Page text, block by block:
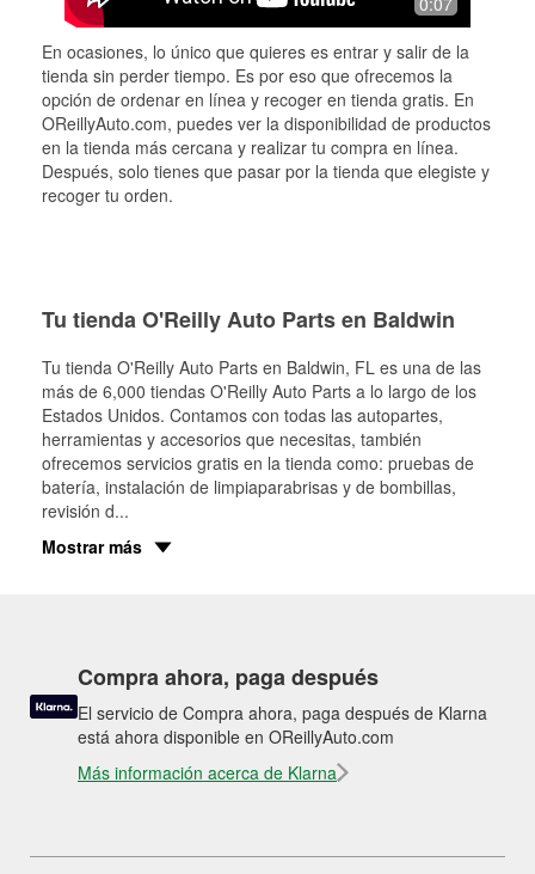
En ocasiones, lo único que quieres es entrar y salir de la
tienda sin perder tiempo. Es por eso que ofrecemos la
opción de ordenar en línea y recoger en tienda gratis. En
OReillyAuto.com, puedes ver la disponibilidad de productos
en la tienda más cercana y realizar tu compra en línea.
Después, solo tienes que pasar por la tienda que elegiste y
recoger tu orden.
Tu tienda O'Reilly Auto Parts en Baldwin
Tu tienda O'Reilly Auto Parts en Baldwin, FL es una de las
más de 6,000 tiendas O'Reilly Auto Parts a lo largo de los
Estados Unidos. Contamos con todas las autopartes,
herramientas y accesorios que necesitas, también
ofrecemos servicios gratis en la tienda como: pruebas de
batería, instalación de limpiaparabrisas y de bombillas,
revisión d...
Mostrar más
Compra ahora, paga después
El servicio de Compra ahora, paga después de Klarna
está ahora disponible en OReillyAuto.com
Más información acerca de Klarna